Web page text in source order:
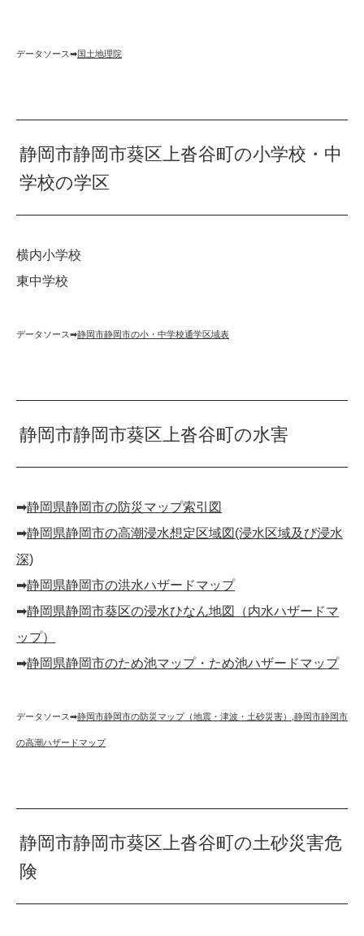
データソース➡︎国土地理院
静岡市静岡市葵区上沓谷町の小学校・中
学校の学区
横内小学校
東中学校
データソース➡︎静岡市静岡市の小・中学校通学区域表
静岡市静岡市葵区上沓谷町の水害
➡︎静岡県静岡市の防災マップ索引図
➡︎静岡県静岡市の高潮浸水想定区域図(浸水区域及び浸水
深)
➡︎静岡県静岡市の洪水ハザードマップ
➡︎静岡県静岡市葵区の浸水ひなん地図（内水ハザードマ
ップ）
➡︎静岡県静岡市のため池マップ・ため池ハザードマップ
データソース➡︎静岡市静岡市の防災マップ（地震・津波・土砂災害） 静岡市静岡市
の高潮ハザードマップ
静岡市静岡市葵区上沓谷町の土砂災害危
険